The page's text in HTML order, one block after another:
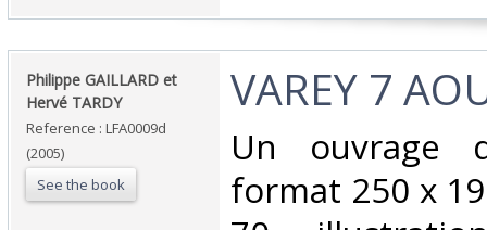
‎Philippe GAILLARD et
Hervé TARDY‎
Reference : LFA0009d
(2005)
See the book
‎VAREY 7
‎Un ouvrage
format 250 x